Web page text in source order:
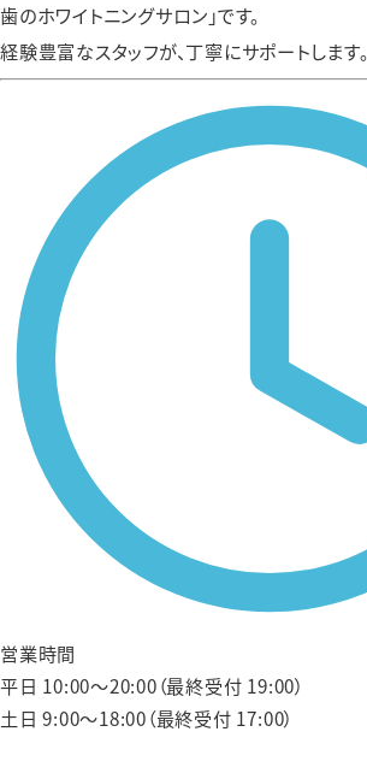
歯のホワイトニングサロン」です。
経験豊富なスタッフが、丁寧にサポートします。
営業時間
平日 10:00〜20:00（最終受付 19:00）
土日 9:00〜18:00（最終受付 17:00）